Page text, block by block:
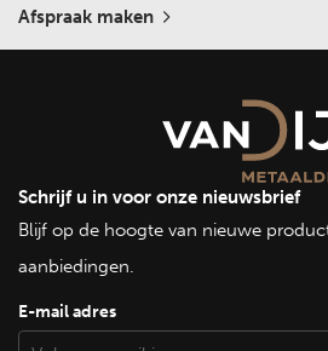
Afspraak maken
Schrijf u in voor onze nieuwsbrief
Blijf op de hoogte van nieuwe
aanbiedingen.
E-mail adres